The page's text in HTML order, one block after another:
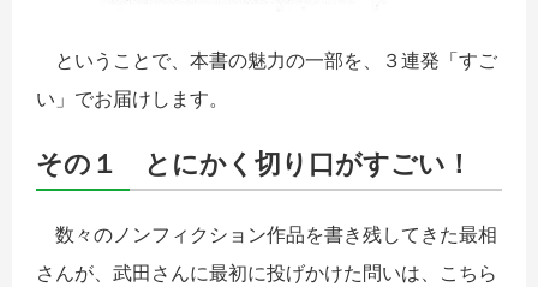
ということで、本書の魅力の一部を、３連発「すご
い」でお届けします。
その１ とにかく切り口がすごい！
数々のノンフィクション作品を書き残してきた最相
さんが、武田さんに最初に投げかけた問いは、こちら